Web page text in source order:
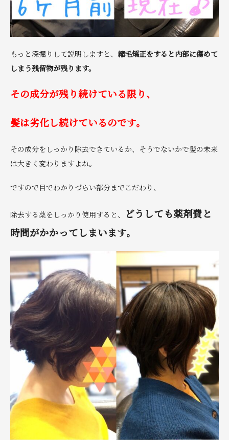
もっと深掘りして説明しますと、 縮毛矯正をすると内部に傷めて
しまう残留物が残ります。
その成分が残り続けている限り、
髪は劣化し続けているのです。
その成分をしっかり除去できているか、そうでないかで髪の未来
は大きく変わりますよね。
ですので目でわかりづらい部分までこだわり、
除去する薬をしっかり使用すると、
どうしても薬剤費と
時間がかかってしまいます。